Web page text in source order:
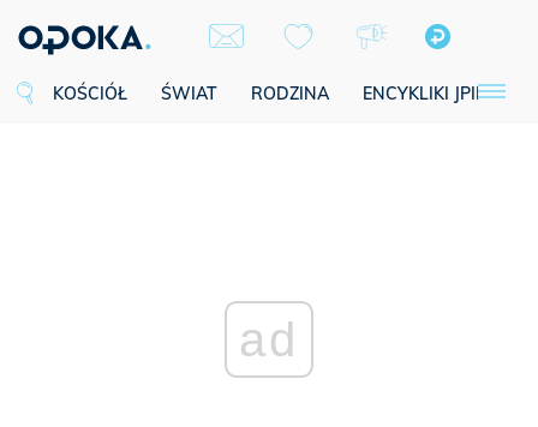
KOŚCIÓŁ ŚWIAT RODZINA ENCYKLIKI JPII
ad